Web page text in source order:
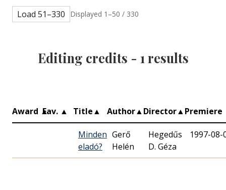
Load 51–330 Displayed 1–50 / 330
Editing credits - 1 results
Award ▲
Fav. ▲ Title▲ Author▲Director▲Premiere
Minden
eladó?
Gerő
Helén
Hegedűs
D. Géza
1997-08-